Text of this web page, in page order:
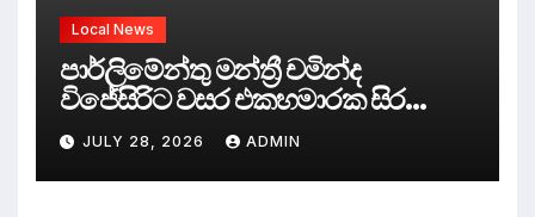
Local News
පාර්ලිමේන්තු මන්ත්‍රී චමින්ද
විජේසිරිට වසර එකහමාරක සිර
දඬුවම්.
JULY 28, 2026 ADMIN